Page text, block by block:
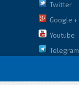
Twitter
Google +
Youtube
Telegram